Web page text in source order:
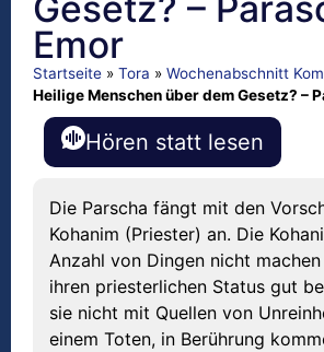
Emor
Startseite » Tora » Wochenabschnitt
Heilige Menschen über dem Gesetz? –
Hören statt lesen
Die Parscha fängt mit den
Kohanim (Priester) an. Die
Anzahl von Dingen nicht
ihren priesterlichen Status gut
sie nicht mit Quellen von
einem Toten, in Berührung